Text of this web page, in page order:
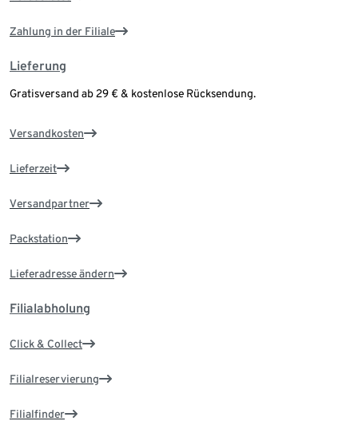
Zahlung in der Filiale
Lieferung
Gratisversand ab 29 € & kostenlose Rücksendung.
Versandkosten
Lieferzeit
Versandpartner
Packstation
Lieferadresse ändern
Filialabholung
Click & Collect
Filialreservierung
Filialfinder